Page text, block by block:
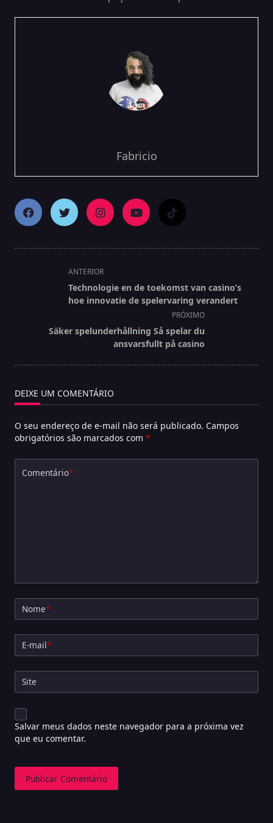
Fabricio
ANTERIOR
Technologie en de toekomst van casino’s
hoe innovatie de spelervaring verandert
PRÓXIMO
Säker spelunderhållning Så spelar du
ansvarsfullt på casino
DEIXE UM COMENTÁRIO
O seu endereço de e-mail não será publicado. Campos
obrigatórios são marcados com *
Comentário*
Nome*
E-mail*
Site
Salvar meus dados neste navegador para a próxima vez
que eu comentar.